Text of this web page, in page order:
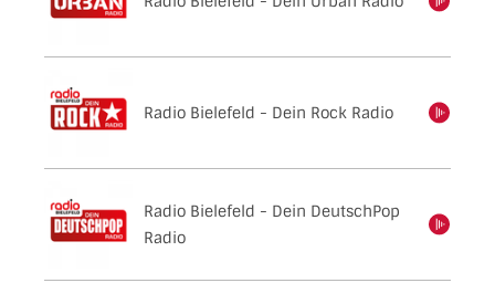
Radio Bielefeld - Dein Rock Radio
einschalten
Radio Bielefeld - Dein DeutschPop
Radio
einschalten